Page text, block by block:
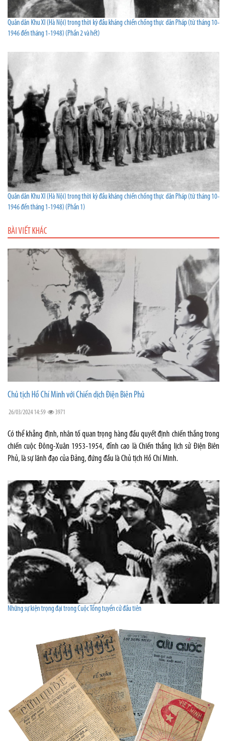
Quân dân Khu XI (Hà Nội) trong thời kỳ đầu kháng chiến chống thực dân Pháp (từ tháng 10-
1946 đến tháng 1-1948) (Phần 2 và hết)
Quân dân Khu XI (Hà Nội) trong thời kỳ đầu kháng chiến chống thực dân Pháp (từ tháng 10-
1946 đến tháng 1-1948) (Phần 1)
BÀI VIẾT KHÁC
Chủ tịch Hồ Chí Minh với Chiến dịch Điện Biên Phủ
26/03/2024 14:59 3971
Có thể khẳng định, nhân tố quan trọng hàng đầu quyết định chiến thắng trong
chiến cuộc Đông-Xuân 1953-1954, đỉnh cao là Chiến thắng lịch sử Điện Biên
Phủ, là sự lãnh đạo của Đảng, đứng đầu là Chủ tịch Hồ Chí Minh.
Những sự kiện trọng đại trong Cuộc Tổng tuyển cử đầu tiên